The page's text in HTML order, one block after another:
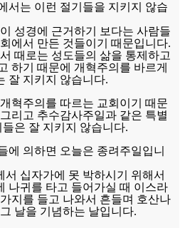
서는 이런 절기들을 지키지 않습
성경에 근거하기 보다는 사람들
에서 만든 것들이기 때문입니다.
때로는 성도들의 삶을 통제하고
하기 때문에 개혁주의를 바르게
잘 지키지 않습니다.
혁주의를 따르는 교회이기 때문
리고 추수감사주일과 같은 특별
은 잘 지키지 않습니다.
에 의하면 오늘은 종려주일입니
서 십자가에 못 박하시기 위해서
나귀를 타고 들어가실 때 이스라
지를 들고 나와서 흔들며 호산나
날을 기념하는 날입니다.